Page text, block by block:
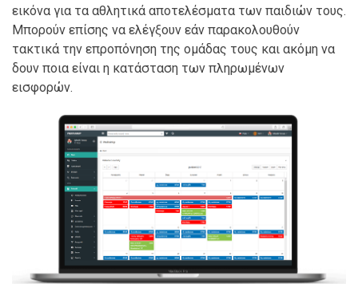
εικόνα για τα αθλητικά αποτελέσματα των παιδιών τους.
Μπορούν επίσης να ελέγξουν εάν παρακολουθούν
τακτικά την επροπόνηση της ομάδας τους και ακόμη να
δουν ποια είναι η κατάσταση των πληρωμένων
εισφορών.